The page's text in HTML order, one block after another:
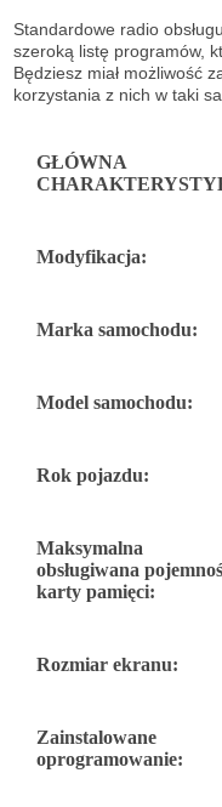
Standardowe radio
szeroką listę programów,
Będziesz miał możliwość
korzystania z nich w taki
GŁÓWNA
Modyfikacja:
Marka samochodu:
Model samochodu:
Rok pojazdu:
Maksymalna
obsługiwana
karty pamięci:
Rozmiar ekranu:
Zainstalowane
oprogramowanie: